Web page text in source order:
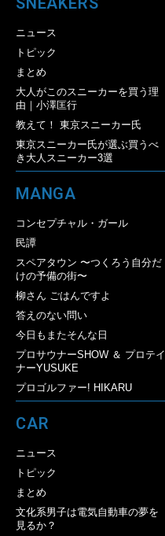
ニュース
トピック
まとめ
大人がこのスニーカーを買う理
由｜小澤匡行
教えて！ 東京スニーカー氏
東京スニーカー氏が選ぶ買うべ
き大人スニーカー3選
MANGA
コンセプチャル・ガール
民譚
スペアタウン 〜つくろう自分だ
けの予備の街〜
柳さん ごはんですよ
答えのない問い
今日もまたそんな日
プロサウナーSHOW ＆ プロテイ
ナーYUSUKE
プロゴルファー! HIKARU
CAR
ニュース
トピック
まとめ
文化系男子は電気自動車の夢を
見るか？